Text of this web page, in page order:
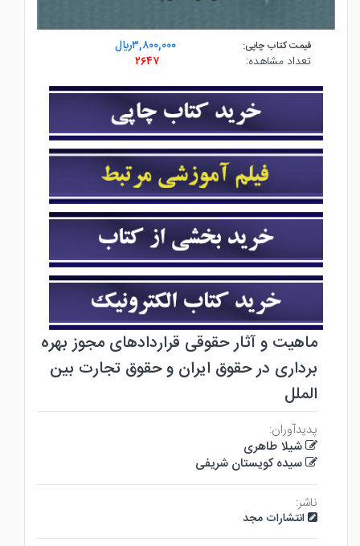
قیمت کتاب چاپی:
۳,۸۰۰,۰۰۰ريال
تعداد مشاهده:
۲۶۴۷
ماهیت و آثار حقوقی قراردادهای مجوز بهره
برداری در حقوق ایران و حقوق تجارت بین
الملل
پدیدآوران:
شیلا طاهری
سیده کویستان شریفی
ناشر:
انتشارات مجد